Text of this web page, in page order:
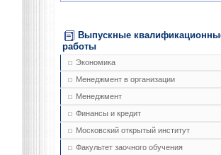
Выпускные
работы
Экономика
Менеджмент в организации
Менеджмент
Финансы и кредит
Московский открытый институт
Факультет заочного обучения